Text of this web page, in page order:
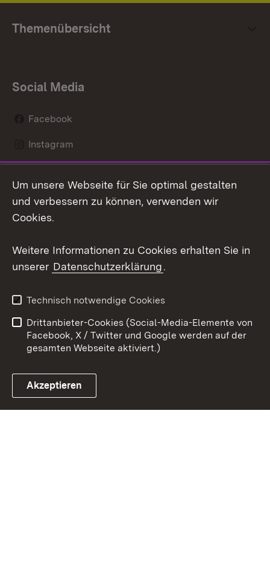
Themenübersicht
Social Media
Facebook
Instagram
Mastodon
Youtube
Link zum Landesportal
Kontakt
Datenschutz
Barrierefreiheit
Impressum Cookies
Um unsere Webseite für Sie optimal gestalten
und verbessern zu können, verwenden wir
Cookies.
Weitere Informationen zu Cookies erhalten Sie in
unserer Datenschutzerklärung.
Technisch notwendige Cookies
Drittanbieter-Cookies (Social-Media-Elemente von
Facebook, X / Twitter und Google werden auf der
gesamten Webseite aktiviert.)
Akzeptieren